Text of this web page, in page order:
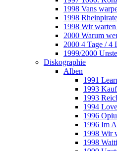
1998 Vans
1998
1998 Wir
2000 Warum
2000 4 Tage / 4
1999/2000
Diskographie
Alben
1991
1993
1993
1994
1996
1996 Im
1998 Wir
1998